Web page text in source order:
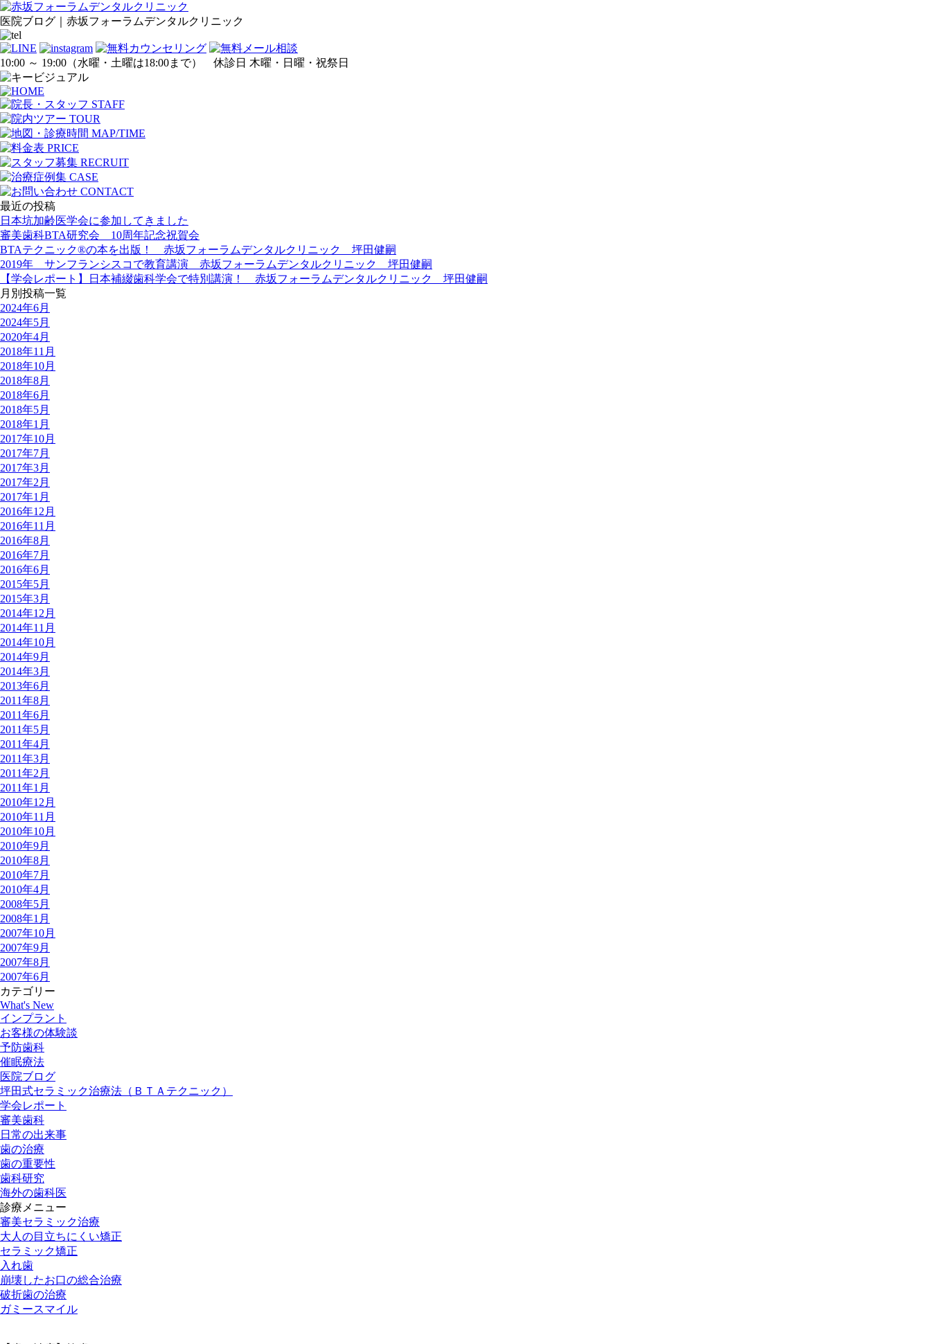
医院ブログ｜赤坂フォーラムデンタルクリニック
10:00 ～ 19:00 （水曜・土曜は18:00まで） 休診日 木曜・日曜・祝祭日
最近の投稿
日本坑加齢医学会に参加してきました
審美歯科BTA研究会 10周年記念祝賀会
BTAテクニック®の本を出版！ 赤坂フォーラムデンタルクリニック 坪田健嗣
2019年 サンフランシスコで教育講演 赤坂フォーラムデンタルクリニック 坪田健嗣
【学会レポート】日本補綴歯科学会で特別講演！ 赤坂フォーラムデンタルクリニック 坪田健嗣
月別投稿一覧
2024年6月
2024年5月
2020年4月
2018年11月
2018年10月
2018年8月
2018年6月
2018年5月
2018年1月
2017年10月
2017年7月
2017年3月
2017年2月
2017年1月
2016年12月
2016年11月
2016年8月
2016年7月
2016年6月
2015年5月
2015年3月
2014年12月
2014年11月
2014年10月
2014年9月
2014年3月
2013年6月
2011年8月
2011年6月
2011年5月
2011年4月
2011年3月
2011年2月
2011年1月
2010年12月
2010年11月
2010年10月
2010年9月
2010年8月
2010年7月
2010年4月
2008年5月
2008年1月
2007年10月
2007年9月
2007年8月
2007年6月
カテゴリー
What's New
インプラント
お客様の体験談
予防歯科
催眠療法
医院ブログ
坪田式セラミック治療法（ＢＴＡテクニック）
学会レポート
審美歯科
日常の出来事
歯の治療
歯の重要性
歯科研究
海外の歯科医
診療メニュー
審美セラミック治療
大人の目立ちにくい矯正
セラミック矯正
入れ歯
崩壊したお口の総合治療
破折歯の治療
ガミースマイル